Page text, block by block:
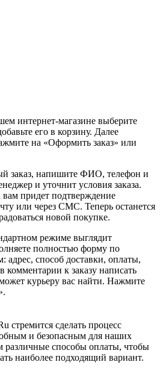
интернет-магазине выберите
его в корзину. Далее
на «Оформить заказ» или
заказ, напишите ФИО, телефон и
и уточнит условия заказа.
вам придет подтверждение
или через СМС. Теперь останется
новой покупке.
режиме выглядит
полностью форму по
адрес, способ доставки, оплаты,
комментарии к заказу написать
курьеру вас найти. Нажмите
стремится сделать процесс
и безопасным для наших
различные способы оплаты, чтобы
наиболее подходящий вариант.